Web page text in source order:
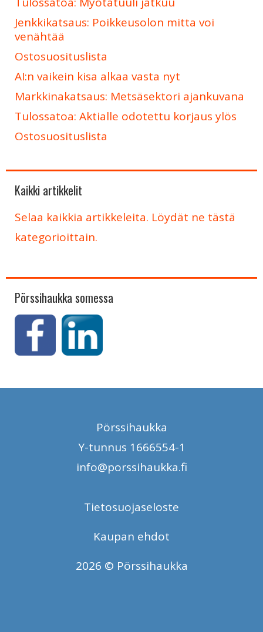
Jenkkikatsaus: Poikkeusolon mitta voi
venähtää
Ostosuosituslista
AI:n vaikein kisa alkaa vasta nyt
Markkinakatsaus: Metsäsektori ajankuvana
Tulossatoa: Aktialle odotettu korjaus ylös
Ostosuosituslista
Kaikki artikkelit
Selaa kaikkia artikkeleita. Löydät ne tästä
kategorioittain.
Pörssihaukka somessa
Pörssihaukka
Y-tunnus 1666554-1
info@porssihaukka.fi
Tietosuojaseloste
Kaupan ehdot
2026 © Pörssihaukka